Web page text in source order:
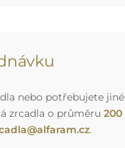
nebo potřebujete
zrcadla o průměru 200
.